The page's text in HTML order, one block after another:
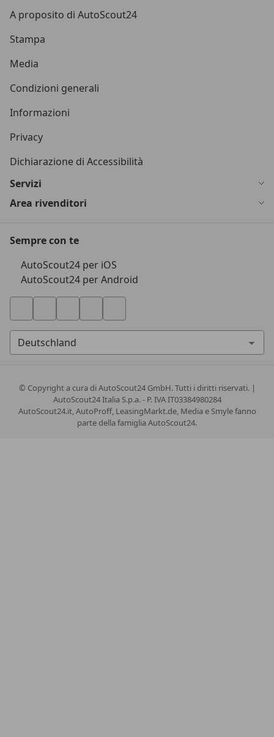
A proposito di AutoScout24
Stampa
Media
Condizioni generali
Informazioni
Privacy
Dichiarazione di Accessibilità
Servizi
Area rivenditori
Sempre con te
AutoScout24 per iOS
AutoScout24 per Android
© Copyrighta cura di AutoScout24 GmbH. Tutti i diritti riservati. |
AutoScout24 Italia S.p.a. - P. IVA IT03384980284
AutoScout24.it, AutoProff, LeasingMarkt.de, Media e Smyle fanno
parte della famiglia AutoScout24.